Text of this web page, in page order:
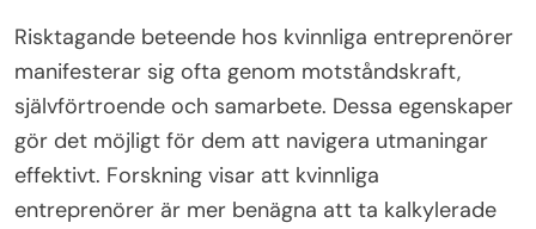
Risktagande beteende hos kvinnliga entreprenörer
manifesterar sig ofta genom motståndskraft,
självförtroende och samarbete. Dessa egenskaper
gör det möjligt för dem att navigera utmaningar
effektivt. Forskning visar att kvinnliga
entreprenörer är mer benägna att ta kalkylerade